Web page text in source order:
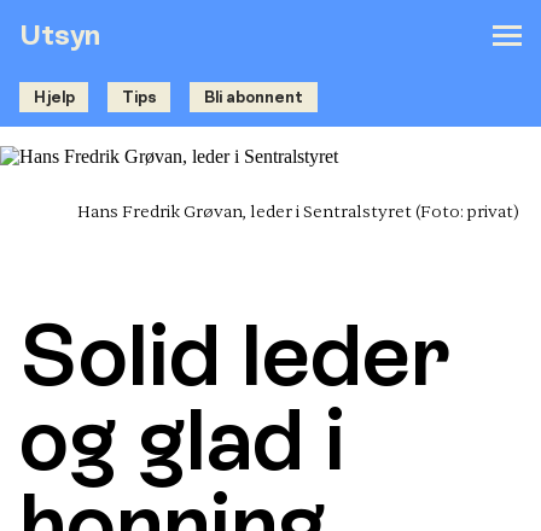
Utsyn
Hjelp Tips Bli abonnent
Hans Fredrik Grøvan, leder i Sentralstyret(Foto: privat)
Solid leder
og glad i